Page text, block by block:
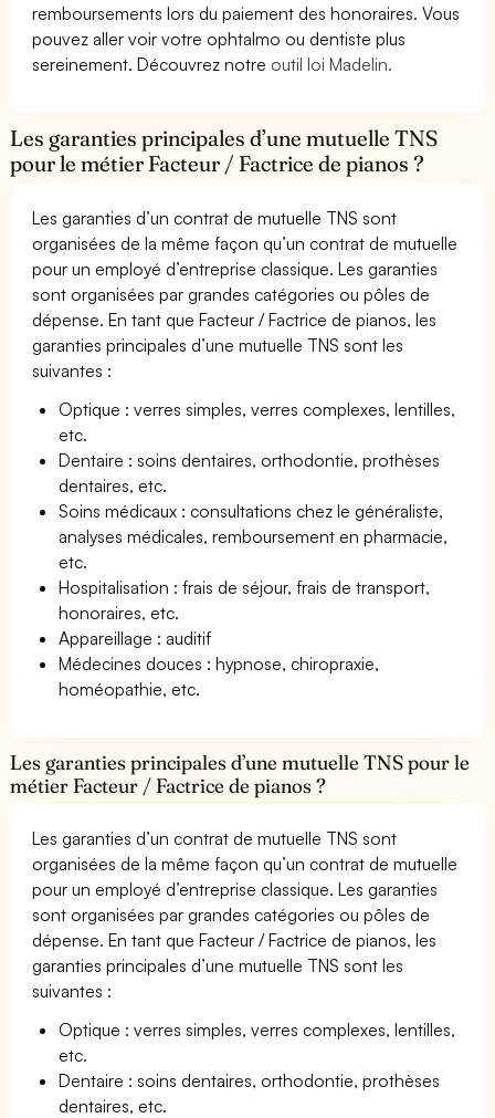
remboursements lors du paiement des honoraires. Vous
pouvez aller voir votre ophtalmo ou dentiste plus
sereinement. Découvrez notre outil loi Madelin.
Les garanties principales d’une mutuelle TNS
pour le métier Facteur / Factrice de pianos ?
Les garanties d’un contrat de mutuelle TNS sont
organisées de la même façon qu’un contrat de mutuelle
pour un employé d’entreprise classique. Les garanties
sont organisées par grandes catégories ou pôles de
dépense. En tant que Facteur / Factrice de pianos, les
garanties principales d’une mutuelle TNS sont les
suivantes :
Optique : verres simples, verres complexes, lentilles,
etc.
Dentaire : soins dentaires, orthodontie, prothèses
dentaires, etc.
Soins médicaux : consultations chez le généraliste,
analyses médicales, remboursement en pharmacie,
etc.
Hospitalisation : frais de séjour, frais de transport,
honoraires, etc.
Appareillage : auditif
Médecines douces : hypnose, chiropraxie,
homéopathie, etc.
Les garanties principales d’une mutuelle TNS pour le
métier Facteur / Factrice de pianos ?
Les garanties d’un contrat de mutuelle TNS sont
organisées de la même façon qu’un contrat de mutuelle
pour un employé d’entreprise classique. Les garanties
sont organisées par grandes catégories ou pôles de
dépense. En tant que Facteur / Factrice de pianos, les
garanties principales d’une mutuelle TNS sont les
suivantes :
Optique : verres simples, verres complexes, lentilles,
etc.
Dentaire : soins dentaires, orthodontie, prothèses
dentaires, etc.